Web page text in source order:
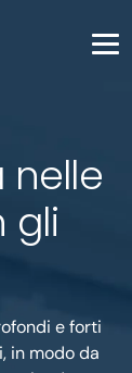
nelle
gli
e forti
in modo da